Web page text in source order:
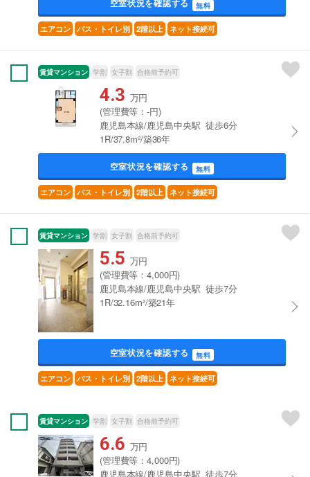
無料
エアコン バス・トイレ別 2階以上 ネット接続可
賃貸マンション 学割 女子割 合格前予約可
4.3 万円
(管理費等：-円)
鹿児島本線/鹿児島中央駅 徒歩6分
1R/37.8m²/築36年
空室状況を確認する 無料
エアコン バス・トイレ別 2階以上 ネット接続可
賃貸マンション 学割 女子割 合格前予約可
5.5 万円
(管理費等：4,000円)
鹿児島本線/鹿児島中央駅 徒歩7分
1R/32.16m²/築21年
空室状況を確認する 無料
エアコン バス・トイレ別 2階以上 ネット接続可
賃貸マンション 学割 女子割 合格前予約可
6.6 万円
(管理費等：4,000円)
鹿児島本線/鹿児島中央駅 徒歩7分